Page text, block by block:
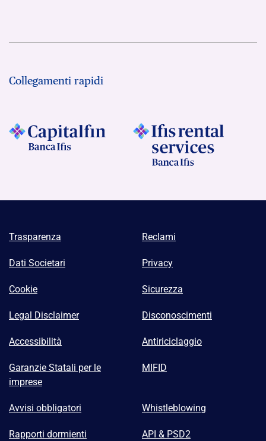
Collegamenti rapidi
Trasparenza Reclami
Dati Societari Privacy
Cookie Sicurezza
Legal Disclaimer Disconoscimenti
Accessibilità Antiriciclaggio
Garanzie Statali per le
imprese
MIFID
Avvisi obbligatori Whistleblowing
Rapporti dormienti API & PSD2